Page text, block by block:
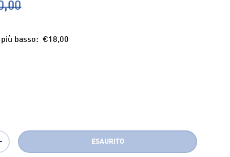
basso: €18,00
ESAURITO